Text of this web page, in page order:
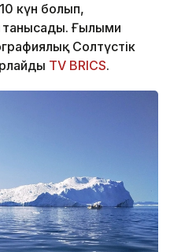
күн болып,
Ғылыми
Солтүстік
TV BRICS.